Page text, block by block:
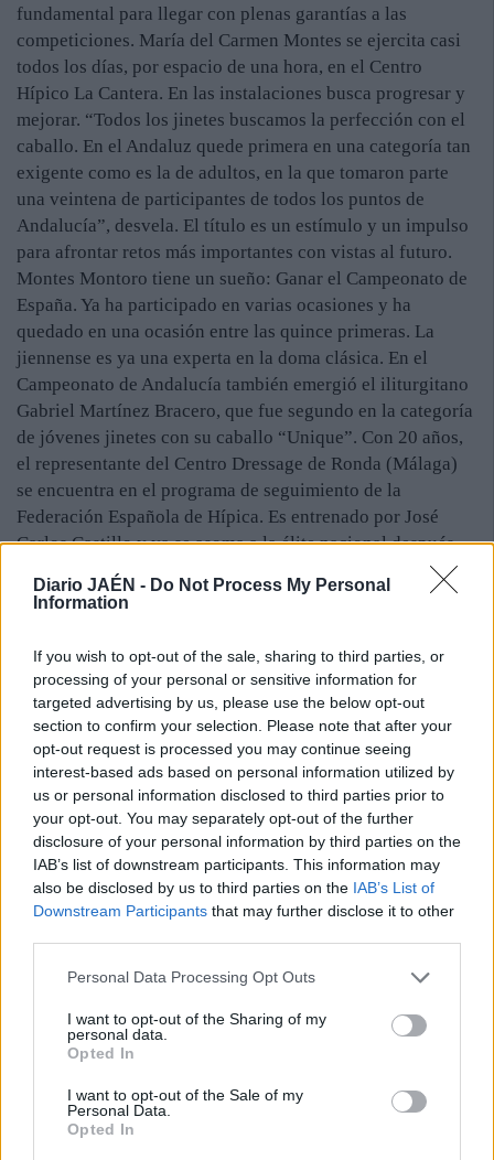
Diario JAÉN - Do Not Process My Personal
Information
If you wish to opt-out of the sale, sharing to third parties, or
processing of your personal or sensitive information for
targeted advertising by us, please use the below opt-out
section to confirm your selection. Please note that after your
opt-out request is processed you may continue seeing
interest-based ads based on personal information utilized by
us or personal information disclosed to third parties prior to
your opt-out. You may separately opt-out of the further
disclosure of your personal information by third parties on the
IAB’s list of downstream participants. This information may
also be disclosed by us to third parties on the IAB’s List of
Downstream Participants that may further disclose it to other
Personal Data Processing Opt Outs
I want to opt-out of the Sharing of my
personal data.
Opted In
I want to opt-out of the Sale of my
Personal Data.
Opted In
fundamental para llegar con plenas garantías a las
competiciones. María del Carmen Montes se ejercita casi
todos los días, por espacio de una hora, en el Centro
Hípico La Cantera. En las instalaciones busca progresar y
mejorar. “Todos los jinetes buscamos la perfección con el
caballo. En el Andaluz quede primera en una categoría tan
exigente como es la de adultos, en la que tomaron parte
una veintena de participantes de todos los puntos de
Andalucía”, desvela. El título es un estímulo y un impulso
para afrontar retos más importantes con vistas al futuro.
Montes Montoro tiene un sueño: Ganar el Campeonato de
España. Ya ha participado en varias ocasiones y ha
quedado en una ocasión entre las quince primeras. La
jiennense es ya una experta en la doma clásica. En el
Campeonato de Andalucía también emergió el iliturgitano
Gabriel Martínez Bracero, que fue segundo en la categoría
de jóvenes jinetes con su caballo “Unique”. Con 20 años,
el representante del Centro Dressage de Ronda (Málaga)
se encuentra en el programa de seguimiento de la
Federación Española de Hípica. Es entrenado por José
Carlos Castillo y ya se asoma a la élite nacional después
de quedar décimo en el Campeonato de España. “El
segundo puesto en el Andaluz fue un excelente resultado.
durante toda la temporada”. Es un apasionado de la hípica
y desde los 8 años practica esta modalidad deportiva. Es
un jinete ambicioso, pero que sabe que para triunfar es
necesario el entrenamiento y la humildad. Está en el
camino para situarse entre los mejores especialistas.